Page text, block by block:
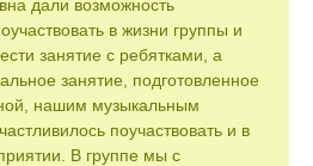
дали возможность
в жизни группы и
занятие с ребятками, а
занятие, подготовленное
нашим музыкальным
поучаствовать и в
В группе мы с